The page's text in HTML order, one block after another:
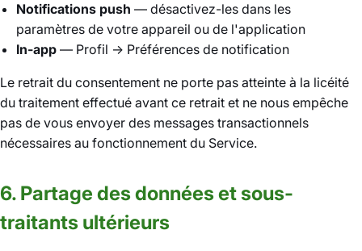
Notifications push — désactivez-les dans les
paramètres de votre appareil ou de l'application
In-app — Profil → Préférences de notification
Le retrait du consentement ne porte pas atteinte à la licéité
du traitement effectué avant ce retrait et ne nous empêche
pas de vous envoyer des messages transactionnels
nécessaires au fonctionnement du Service.
6. Partage des données et sous-
traitants ultérieurs